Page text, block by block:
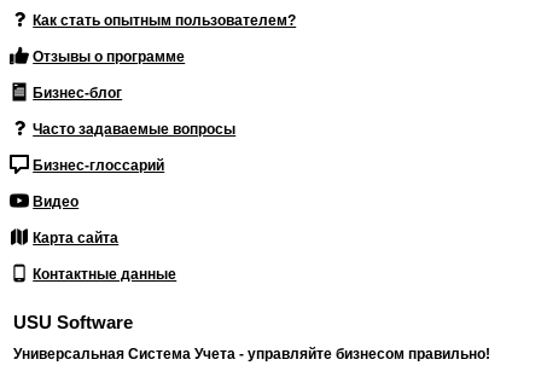
Как стать опытным пользователем?
Отзывы о программе
Бизнес-блог
Часто задаваемые вопросы
Бизнес-глоссарий
Видео
Карта сайта
Контактные данные
USU Software
Универсальная Система Учета - управляйте бизнесом правильно!